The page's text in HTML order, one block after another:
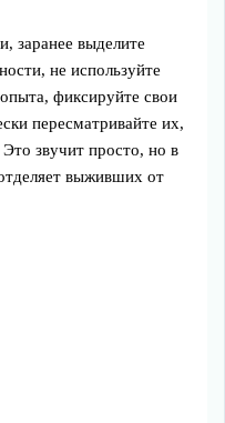
заранее выделите
не используйте
фиксируйте свои
пересматривайте их,
звучит просто, но в
выживших от